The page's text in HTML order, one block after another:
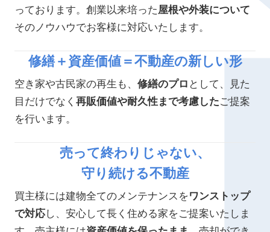
っております。創業以来培った屋根や外装について
そのノウハウでお客様に対応いたします。
修繕＋資産価値＝不動産の新しい形
空き家や古民家の再生も、 修繕のプロ として、見た
目だけでなく 再販価値や耐久性まで考慮したご提案
を行います。
売って終わりじゃない、
守り続ける不動産
買主様には建物全てのメンテナンスをワンストップ
で対応し、安心して長く住める家をご提案いたしま